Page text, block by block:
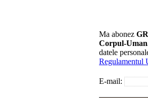
Ma abonez
Corpul-
datele
Regulamentul
E-mail: